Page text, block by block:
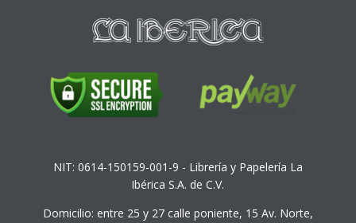
NIT: 0614-150159-001-9 - Librería y Papelería La
Ibérica S.A. de C.V.
Domicilio: entre 25 y 27 calle poniente, 15 Av. Norte,